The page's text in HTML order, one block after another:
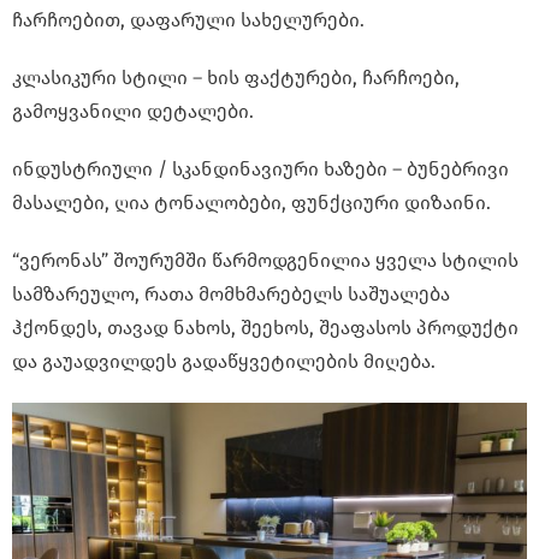
ჩარჩოებით, დაფარული სახელურები.
კლასიკური სტილი – ხის ფაქტურები, ჩარჩოები,
გამოყვანილი დეტალები.
ინდუსტრიული / სკანდინავიური ხაზები – ბუნებრივი
მასალები, ღია ტონალობები, ფუნქციური დიზაინი.
“ვერონას” შოურუმში წარმოდგენილია ყველა სტილის
სამზარეულო, რათა მომხმარებელს საშუალება
ჰქონდეს, თავად ნახოს, შეეხოს, შეაფასოს პროდუქტი
და გაუადვილდეს გადაწყვეტილების მიღება.